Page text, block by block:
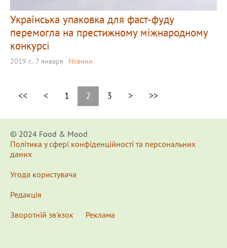
Українська упаковка для фаст-фуду
перемогла на престижному міжнародному
конкурсі
2019 г., 7 января Новини
<< < 1 2 3 > >>
© 2024 Food & Мood
Політика у сфері конфіденційності та персональних
даних
Угода користувача
Редакція
Зворотній зв'язок
Реклама